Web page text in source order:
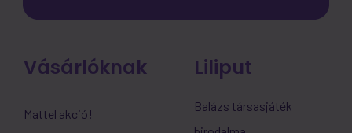
Vásárlóknak
Mattel akció!
Liliput
Balázs társasjáték